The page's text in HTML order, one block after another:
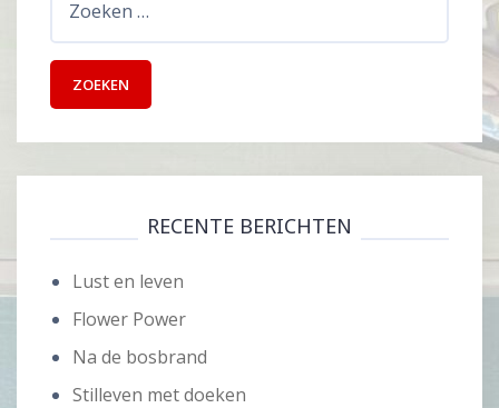
RECENTE BERICHTEN
Lust en leven
Flower Power
Na de bosbrand
Stilleven met doeken